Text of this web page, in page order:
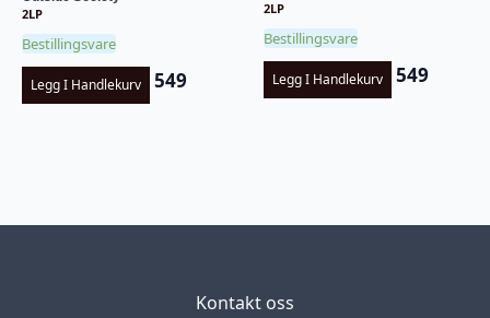
2LP
Bestillingsvare
Legg I Handlekurv 549
2LP
Bestillingsvare
Legg I Handlekurv 549
Kontakt oss